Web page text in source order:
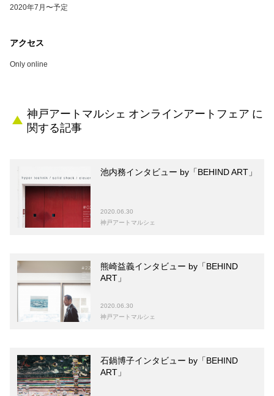
2020年7月〜予定
アクセス
Only online
神戸アートマルシェ オンラインアートフェア に
関する記事
池内務インタビュー by「BEHIND ART」
2020.06.30
神戸アートマルシェ
熊崎益義インタビュー by「BEHIND
ART」
2020.06.30
神戸アートマルシェ
石鍋博子インタビュー by「BEHIND
ART」